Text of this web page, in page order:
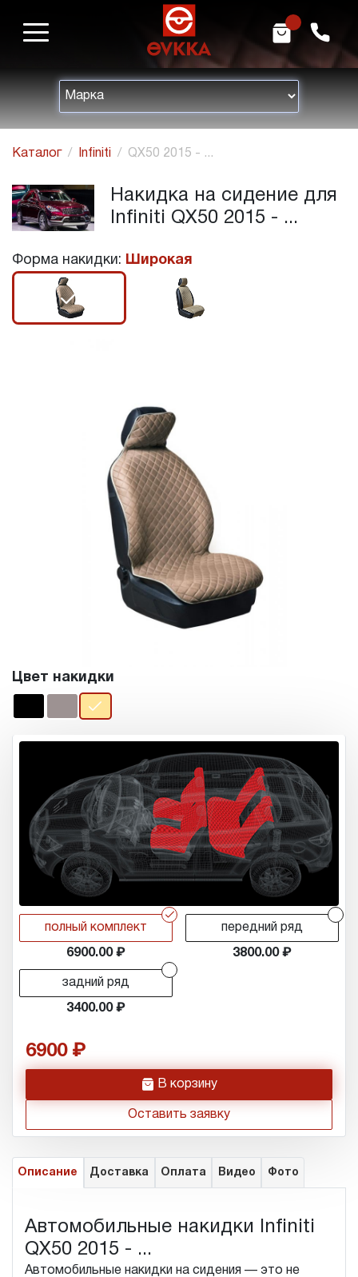
h m
Каталог Infiniti QX50 2015 - ...
Накидка на сидение для
Infiniti QX50 2015 - ...
Форма накидки: Широкая
r
Цвет накидки
r
полный комплект
6900.00
передний ряд
3800.00
задний ряд
3400.00
6900
h В корзину
Оставить заявку
Описание Доставка Оплата Видео Фото
Автомобильные накидки Infiniti
QX50 2015 - ...
Автомобильные накидки на сидения — это не